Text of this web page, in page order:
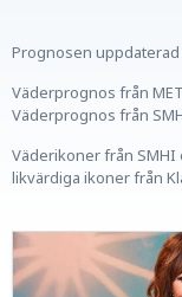
Prognosen uppdaterad
Väderprognos från
Väderprognos från
Väderikoner från SMHI
likvärdiga ikoner från